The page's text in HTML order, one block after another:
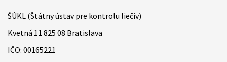
ŠÚKL (Štátny ústav pre kontrolu liečiv)
Kvetná 11 825 08 Bratislava
IČO: 00165221